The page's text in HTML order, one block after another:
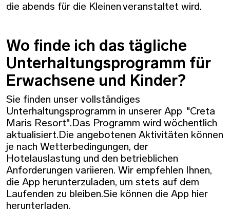
die abends für die Kleinen veranstaltet wird.
Wo finde ich das tägliche
Unterhaltungsprogramm für
Erwachsene und Kinder?
Sie finden unser vollständiges
Unterhaltungsprogramm in unserer App "Creta
Maris Resort".Das Programm wird wöchentlich
aktualisiert.Die angebotenen Aktivitäten können
je nach Wetterbedingungen, der
Hotelauslastung und den betrieblichen
Anforderungen variieren. Wir empfehlen Ihnen,
die App herunterzuladen, um stets auf dem
Laufenden zu bleiben.Sie können die App hier
herunterladen.